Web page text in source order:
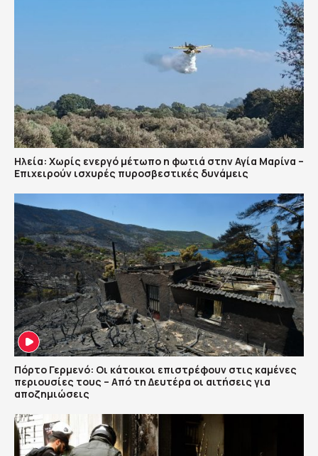
Ηλεία: Χωρίς ενεργό μέτωπο η φωτιά στην Αγία Μαρίνα –
Επιχειρούν ισχυρές πυροσβεστικές δυνάμεις
Πόρτο Γερμενό: Οι κάτοικοι επιστρέφουν στις καμένες
περιουσίες τους – Aπό τη Δευτέρα οι αιτήσεις για
αποζημιώσεις